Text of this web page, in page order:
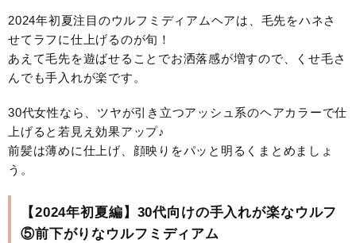
2024年初夏注目のウルフミディアムヘアは、毛先をハネさ
せてラフに仕上げるのが旬！
あえて毛先を遊ばせることでお洒落感が増すので、くせ毛さ
んでも手入れが楽です。
30代女性なら、ツヤが引き立つアッシュ系のヘアカラーで仕
上げると若見え効果アップ♪
前髪は薄めに仕上げ、顔映りをパッと明るくまとめましょ
う。
【2024年初夏編】30代向けの手入れが楽なウルフ
⑤前下がりなウルフミディアム